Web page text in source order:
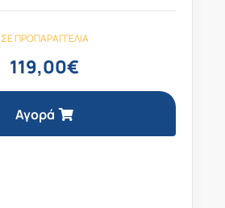
ΣΕ ΠΡΟΠΑΡΑΓΓΕΛΊΑ
119,00€
Αγορά